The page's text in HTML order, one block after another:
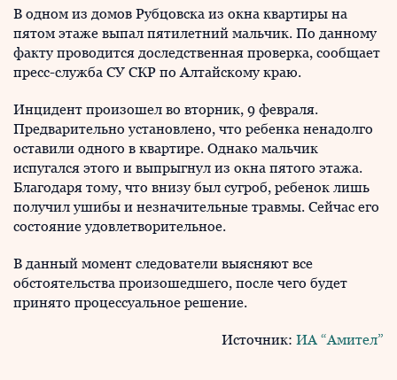
В одном из домов Рубцовска из окна квартиры на
пятом этаже выпал пятилетний мальчик. По данному
факту проводится доследственная проверка, сообщает
пресс-служба СУ СКР по Алтайскому краю.
Инцидент произошел во вторник, 9 февраля.
Предварительно установлено, что ребенка ненадолго
оставили одного в квартире. Однако мальчик
испугался этого и выпрыгнул из окна пятого этажа.
Благодаря тому, что внизу был сугроб, ребенок лишь
получил ушибы и незначительные травмы. Сейчас его
состояние удовлетворительное.
В данный момент следователи выясняют все
обстоятельства произошедшего, после чего будет
принято процессуальное решение.
Источник: ИА “Амител”